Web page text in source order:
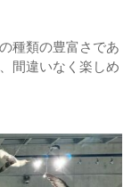
種類の豊富さであ
間違いなく楽しめ